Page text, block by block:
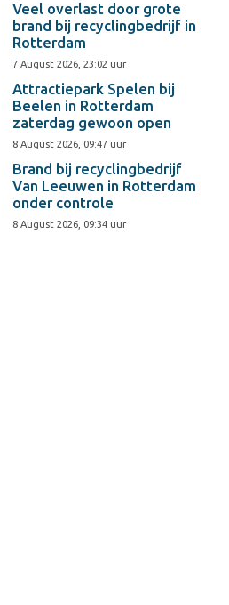
Veel overlast door grote
brand bij recyclingbedrijf in
Rotterdam
7 August 2026, 23:02 uur
Attractiepark Spelen bij
Beelen in Rotterdam
zaterdag gewoon open
8 August 2026, 09:47 uur
Brand bij recyclingbedrijf
Van Leeuwen in Rotterdam
onder controle
8 August 2026, 09:34 uur